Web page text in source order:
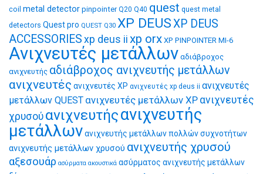
coil metal detector pinpointer Q20 Q40 quest quest metal
detectors Quest pro QUEST Q30 XP DEUSXP DEUS
ACCESSORIES xp deus ii xp orx XP PINPOINTER MI-6
Ανιχνευτές μετάλλων αδιάβροχος
ανιχνευτής αδιάβροχος ανιχνευτής μετάλλων
ανιχνευτές ανιχνευτές XP ανιχνευτές xp deus ii ανιχνευτές
μετάλλων QUEST ανιχνευτές μετάλλων XP ανιχνευτές
χρυσού ανιχνευτήςανιχνευτής
μετάλλωνανιχνευτής μετάλλων πολλών συχνοτήτων
ανιχνευτής μετάλλων χρυσού ανιχνευτής χρυσού
αξεσουάρ ασύρματα ακουστικά ασύρματος ανιχνευτής μετάλλων